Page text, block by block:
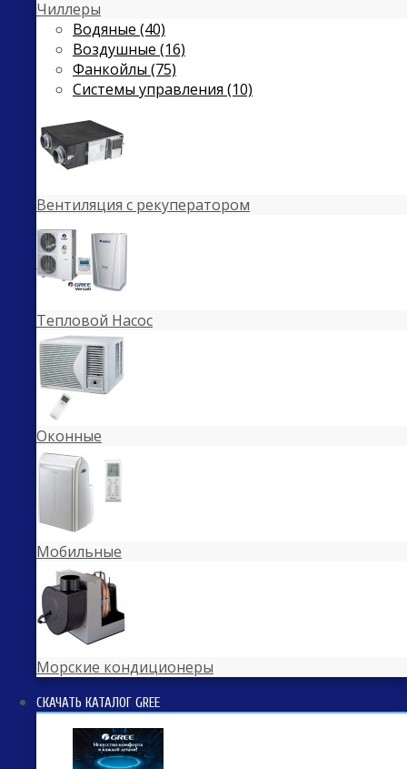
Чиллеры
Водяные (40)
Воздушные (16)
Фанкойлы (75)
Системы управления (10)
Вентиляция с рекуператором
Тепловой Насос
Оконные
Мобильные
Морские кондиционеры
СКАЧАТЬ КАТАЛОГ GREE